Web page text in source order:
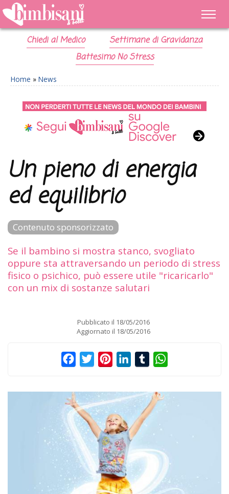
Chiedi al Medico
Settimane di Gravidanza
Battesimo No Stress
Home » News
Un pieno di energia
ed equilibrio
Contenuto sponsorizzato
Se il bambino si mostra stanco, svogliato
oppure sta attraversando un periodo di stress
fisico o psichico, può essere utile "ricaricarlo"
con un mix di sostanze salutari
Pubblicato il 18/05/2016
Aggiornato il 18/05/2016
FacebookTwitterPinterestLinkedInTumblr